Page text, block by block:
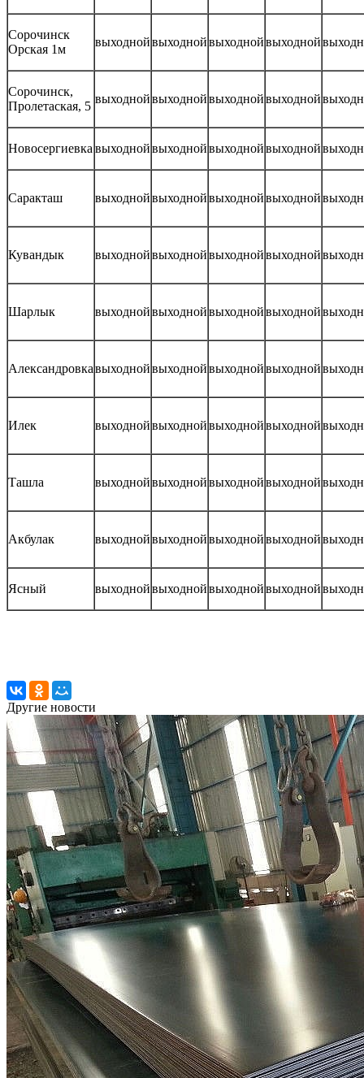
Сорочинск
Орская 1м
выходнойвыходнойвыходнойвыходной
Сорочинск,
Пролетаская, 5
выходнойвыходнойвыходнойвыходной
Новосергиевка выходнойвыходнойвыходнойвыходной
Саракташ выходнойвыходнойвыходнойвыходной
Кувандык выходнойвыходнойвыходнойвыходной
Шарлык выходнойвыходнойвыходнойвыходной
Александровкавыходнойвыходнойвыходнойвыходной
Илек выходнойвыходнойвыходнойвыходной
Ташла выходнойвыходнойвыходнойвыходной
Акбулак выходнойвыходнойвыходнойвыходной
Ясный выходнойвыходнойвыходнойвыходной
Другие новости